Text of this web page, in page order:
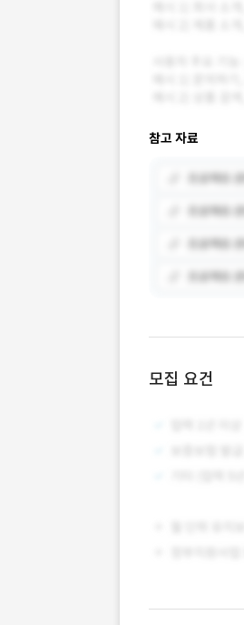
참고 자료
모집 요건